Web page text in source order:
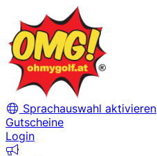
Sprachauswahl aktivieren
Gutscheine
Login